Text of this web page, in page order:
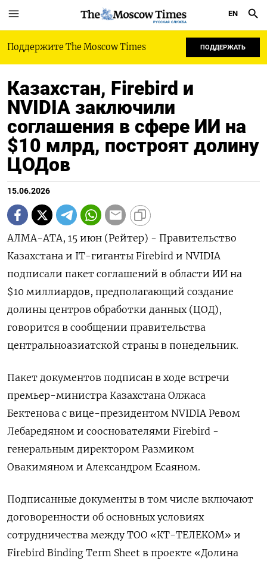
РУССКАЯ СЛУЖБА
EN
Поддержите The Moscow Times ПОДДЕРЖАТЬ
Казахстан, Firebird и
NVIDIA заключили
соглашения в сфере ИИ на
$10 млрд, построят долину
ЦОДов
15.06.2026
АЛМА-АТА, 15 июн (Рейтер) - Правительство
Казахстана и IT-гиганты Firebird и NVIDIA
подписали пакет соглашений в области ИИ на
$10 миллиардов, предполагающий создание
долины центров обработки данных (ЦОД),
говорится ‌в сообщении правительства
центральноазиатской страны в понедельник.
Пакет документов подписан в ходе встречи
премьер-министра Казахстана Олжаса
Бектенова с вице-президентом NVIDIA Ревом
Лебаредяном и сооснователями Firebird - ​
генеральным директором Размиком
Овакимяном и ​Александром Есаяном.
Подписанные ​документы в ⁠том числе включают
договоренности об основных условиях
сотрудничества ‌между ТОО «КТ-ТЕЛЕКОМ» и
Firebird Binding Term ‌Sheet в проекте «Долина